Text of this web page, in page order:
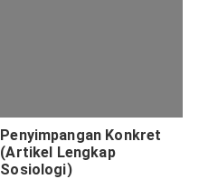
Penyimpangan Konkret
(Artikel Lengkap
Sosiologi)